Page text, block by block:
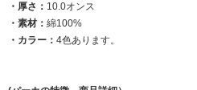
・厚さ： 10.0オンス
・素材： 綿100%
・カラー： 4色あります。